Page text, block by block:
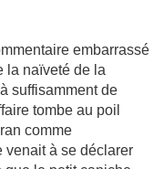
embarrassé
la naïveté de la
suffisamment de
tombe au poil
comme
venait à se déclarer